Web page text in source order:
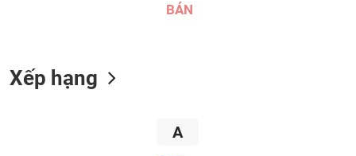
BÁN
Xếp hạng
A
CHĂM